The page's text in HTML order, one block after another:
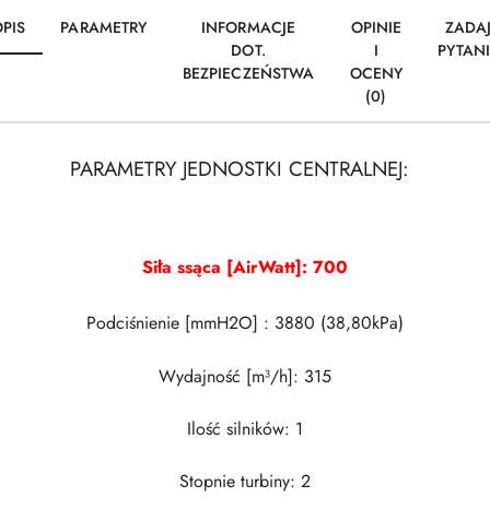
PARAMETRY
INFORMACJE
DOT.
BEZPIECZEŃSTWA
OPINIE
I
OCENY
(0)
PARAMETRY JEDNOSTKI CENTRALNEJ:
Siła ssąca [AirWatt]: 700
Podciśnienie [mmH2O] : 3880 (38,80kPa)
Wydajność [m³/h]: 315
Ilość silników: 1
Stopnie turbiny: 2